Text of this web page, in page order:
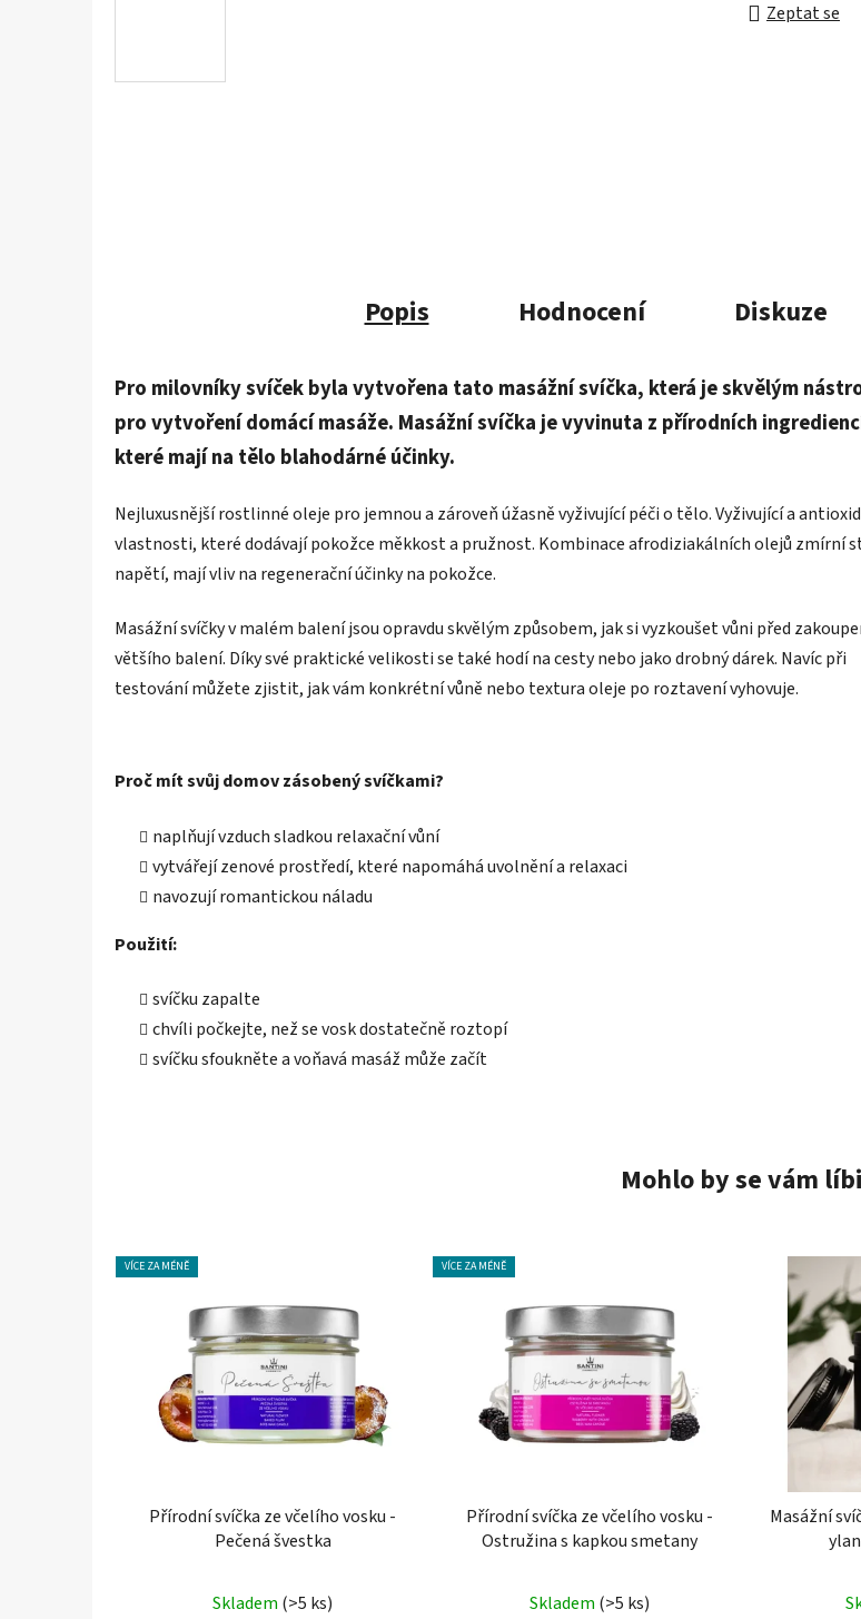
Zeptat se
Popis Hodnocení Diskuze
Pro milovníky svíček byla vytvořena tato masážní svíčka, která je skvělým
pro vytvoření domácí masáže. Masážní svíčka je vyvinuta z přírodních
které mají na tělo blahodárné účinky.
Nejluxusnější rostlinné oleje pro jemnou a zároveň úžasně vyživující péči o tělo. Vyživující a
vlastnosti, které dodávají pokožce měkkost a pružnost. Kombinace afrodiziakálních olejů zmírní
napětí, mají vliv na regenerační účinky na pokožce.
Masážní svíčky v malém balení jsou opravdu skvělým způsobem, jak si vyzkoušet vůni před
většího balení. Díky své praktické velikosti se také hodí na cesty nebo jako drobný dárek. Navíc při
testování můžete zjistit, jak vám konkrétní vůně nebo textura oleje po roztavení vyhovuje.
Proč mít svůj domov zásobený svíčkami?
naplňují vzduch sladkou relaxační vůní
vytvářejí zenové prostředí, které napomáhá uvolnění a relaxaci
navozují romantickou náladu
Použití:
svíčku zapalte
chvíli počkejte, než se vosk dostatečně roztopí
svíčku sfoukněte avoňavá masáž může začít
Mohlo by se vám
VÍCE ZA MÉNĚ
Přírodní svíčka ze včelího vosku -
Pečená švestka
Skladem (>5 ks)
VÍCE ZA MÉNĚ
Přírodní svíčka ze včelího vosku -
Ostružina s kapkou smetany
Skladem (>5 ks)
Masážní